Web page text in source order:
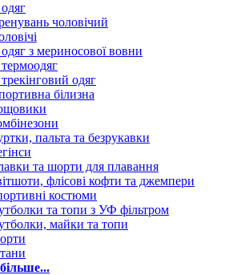
чоловічий
з мериносової вовни
одяг
білизна
пальта та безрукавки
та шорти для плавання
флісові кофти та джемпери
костюми
та топи з УФ фільтром
майки та топи